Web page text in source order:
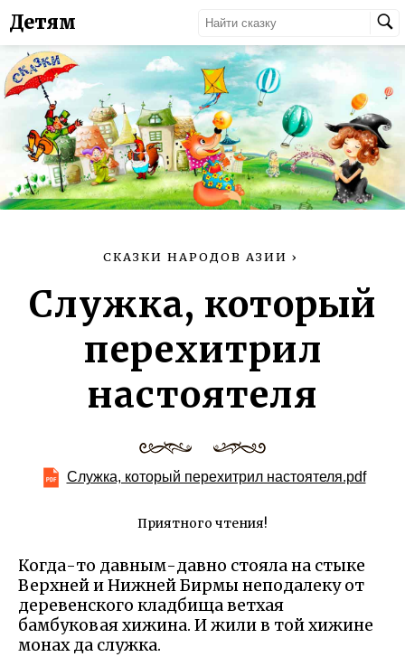
Детям
СКАЗКИ НАРОДОВ АЗИИ ›
Служка, который
перехитрил
настоятеля
Служка, который перехитрил настоятеля.pdf
Приятного чтения!
Когда-то давным-давно стояла на стыке
Верхней и Нижней Бирмы неподалеку от
деревенского кладбища ветхая
бамбуковая хижина. И жили в той хижине
монах да служка.